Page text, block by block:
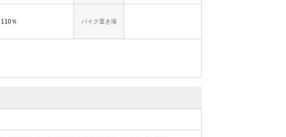
110％ バイク置き場